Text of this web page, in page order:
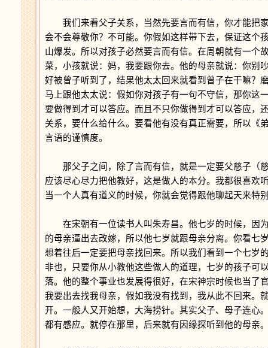
我们来看父子关系，当然先要言而有信，你才能把
会不会尊敬你？不可能。你假如这样带下去，保证这个
山爆发。所以对孩子必然要言而有信。在周朝就有一个
菜，小孩就说：妈，我要跟你去。他的母亲就说：你别
好被曾子听到了，结果他太太回来就看到曾子在干嘛？
马上跟他太太说：假如你对孩子有一句不守信，那你这
要做得到才可以答应。而且不只你做得到才可以答应，
关系，要什么给什么。要看他有没有真正需要，所以《
言语的谨慎度。
那父子之间，除了言而有信，就是一定要父慈子（
应该尽心尽力把他教好，这是做人的本分。我都很喜欢
当一个人真有道义的时候，你就会觉得跟他聊起天来特
在宋朝有一位读书人叫朱寿昌。他七岁的时候，因
的母亲逼出去改嫁，所以他七岁就跟母亲分离。你看七
想着往后一定要把母亲找回来。所以我们看到一个七岁
非也，只要你从小教他这些做人的道理，七岁的孩子可
落。他的整个事业也发展得很好，在宋神宗时候也当了
我要出去找我母亲，假如我没有找到，我从此不回来。
开。一般人又开始想，大海捞针。其实父子、母子连心
都有感应。就停在那里，后来就有因缘探听到他的母亲